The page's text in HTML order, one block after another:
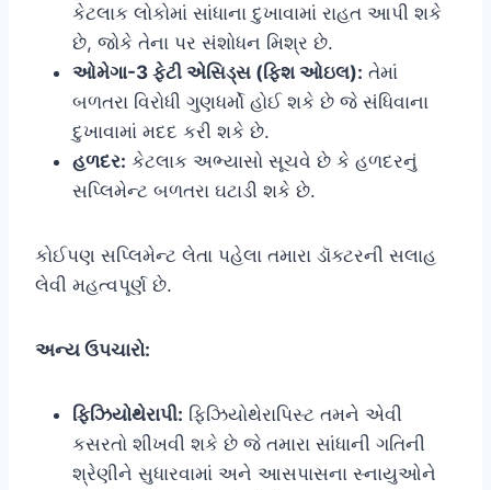
કેટલાક લોકોમાં સાંધાના દુખાવામાં રાહત આપી શકે
છે, જોકે તેના પર સંશોધન મિશ્ર છે.
ઓમેગા-3 ફેટી એસિડ્સ (ફિશ ઓઇલ): તેમાં
બળતરા વિરોધી ગુણધર્મો હોઈ શકે છે જે સંધિવાના
દુખાવામાં મદદ કરી શકે છે.
હળદર: કેટલાક અભ્યાસો સૂચવે છે કે હળદરનું
સપ્લિમેન્ટ બળતરા ઘટાડી શકે છે.
કોઈપણ સપ્લિમેન્ટ લેતા પહેલા તમારા ડૉક્ટરની સલાહ
લેવી મહત્વપૂર્ણ છે.
અન્ય ઉપચારો:
ફિઝિયોથેરાપી: ફિઝિયોથેરાપિસ્ટ તમને એવી
કસરતો શીખવી શકે છે જે તમારા સાંધાની ગતિની
શ્રેણીને સુધારવામાં અને આસપાસના સ્નાયુઓને